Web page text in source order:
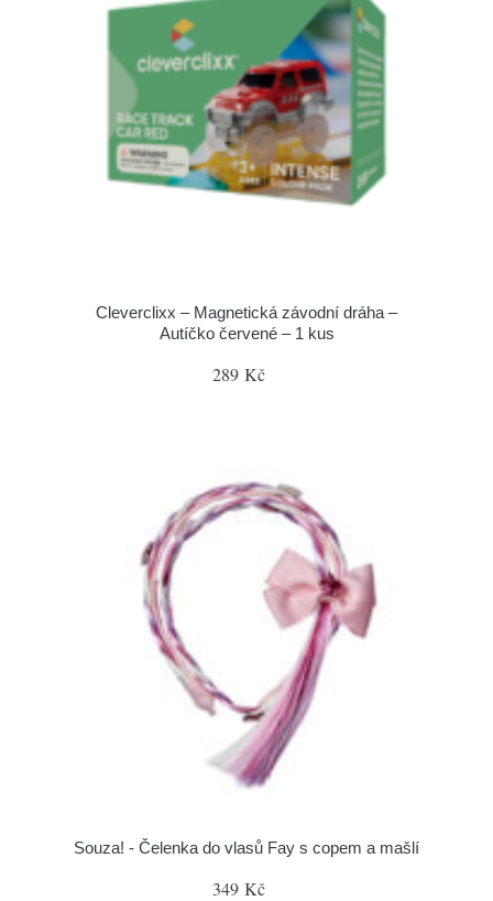
Cleverclixx – Magnetická závodní dráha –
Autíčko červené – 1 kus
289 Kč
Souza! - Čelenka do vlasů Fay s copem a mašlí
349 Kč